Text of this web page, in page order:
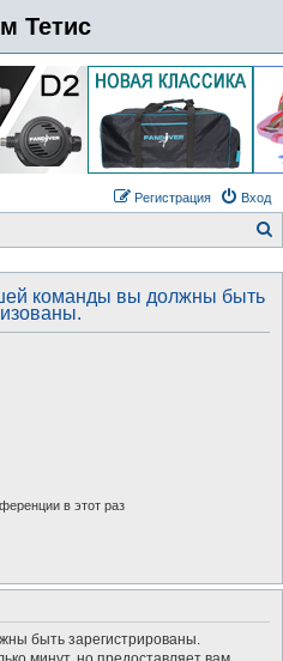
Тетис
Вход
Регистрация
команды вы должны быть
в этот раз
быть зарегистрированы.